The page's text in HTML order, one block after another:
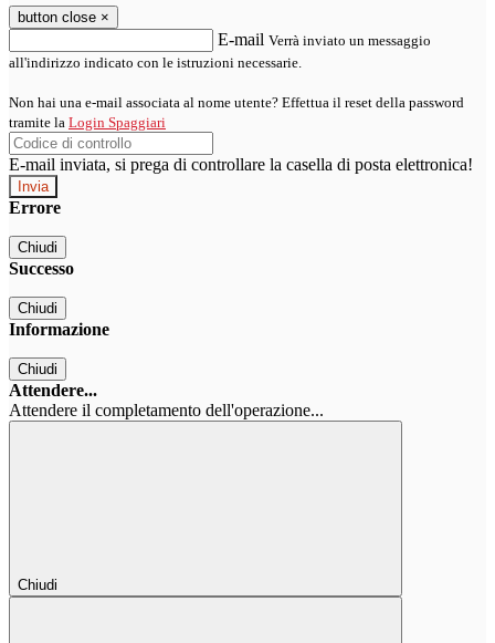
button close ×
E-mail Verrà inviato un messaggio
all'indirizzo indicato con le istruzioni necessarie.
Non hai una e-mail associata al nome utente? Effettua il reset della password
tramite la Login Spaggiari
E-mail inviata, si prega di controllare la casella di posta elettronica!
Errore
Chiudi
Successo
Chiudi
Informazione
Chiudi
Attendere...
Attendere il completamento dell'operazione...
Chiudi